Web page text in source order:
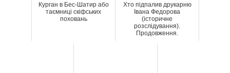
Курган в Бес-Шатир або
таємниці скіфських
поховань
Хто підпалив друкарню
Івана Федорова
(історичне
розслідування).
Продовження.